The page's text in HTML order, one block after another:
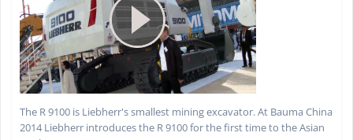
The R 9100 is Liebherr's smallest mining excavator. At Bauma China
2014 Liebherr introduces the R 9100 for the first time to the Asian